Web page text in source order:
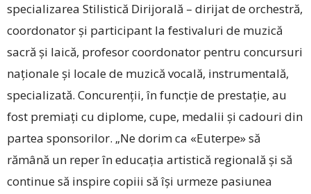
specializarea Stilistică Dirijorală – dirijat de orchestră,
coordonator și participant la festivaluri de muzică
sacră și laică, profesor coordonator pentru concursuri
naționale și locale de muzică vocală, instrumentală,
specializată. Concurenții, în funcție de prestație, au
fost premiați cu diplome, cupe, medalii și cadouri din
partea sponsorilor. „Ne dorim ca «Euterpe» să
rămână un reper în educația artistică regională și să
continue să inspire copiii să își urmeze pasiunea